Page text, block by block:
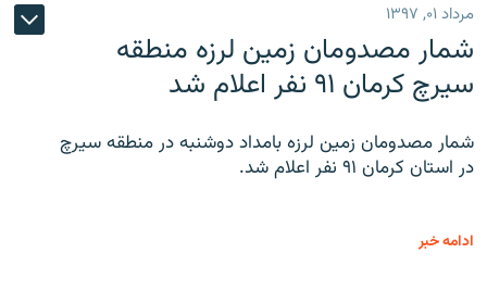
مرداد ۰۱, ۱۳۹۷
شمار مصدومان زمین لرزه منطقه
سیرچ کرمان ۹۱ نفر اعلام شد
شمار مصدومان زمین لرزه بامداد دوشنبه در منطقه سیرچ
در استان کرمان ۹۱ نفر اعلام شد.
ادامه خبر